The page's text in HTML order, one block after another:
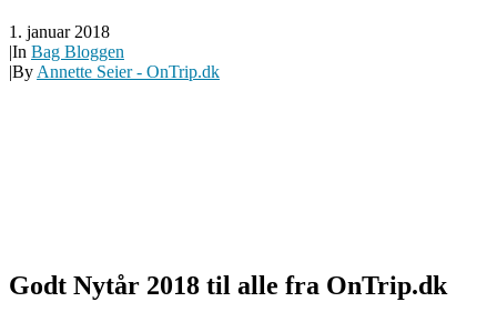
1. januar 2018
|In Bag Bloggen
|By Annette Seier - OnTrip.dk
Godt Nytår 2018 til alle fra OnTrip.dk